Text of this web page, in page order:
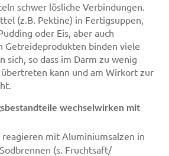
schwer lösliche Verbindungen.
(z.B. Pektine) in Fertigsuppen,
oder Eis, aber auch
Getreideprodukten binden viele
sich, so dass im Darm zu wenig
kann und am Wirkort zur
wechselwirken mit
reagieren mit Aluminiumsalzen in
(s. Fruchtsaft/